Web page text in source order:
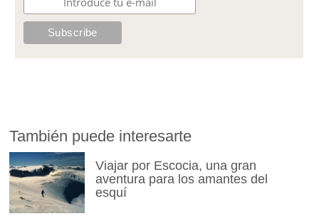
También puede interesarte
Viajar por Escocia, una gran
aventura para los amantes del
esquí